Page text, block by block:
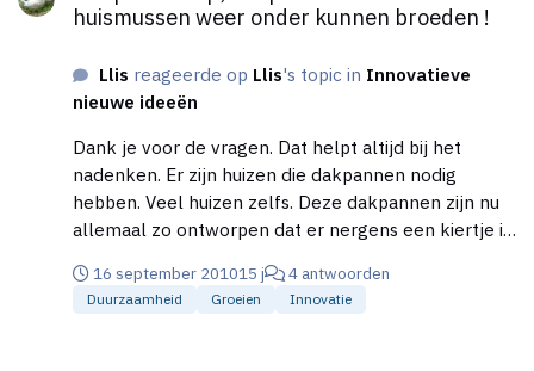
huismussen weer onder kunnen broeden !
Llis reageerde op Llis's topic in Innovatieve
nieuwe ideeën
Dank je voor de vragen. Dat helpt altijd bij het
nadenken. Er zijn huizen die dakpannen nodig
hebben. Veel huizen zelfs. Deze dakpannen zijn nu
allemaal zo ontworpen dat er nergens een kiertje in
laten dan kost dat extra geld. [*]De vogelvide kost
per strekkende meter 30 euro en is een extra
16 september 201015 j 4 antwoorden
Duurzaamheid Groeien Innovatie